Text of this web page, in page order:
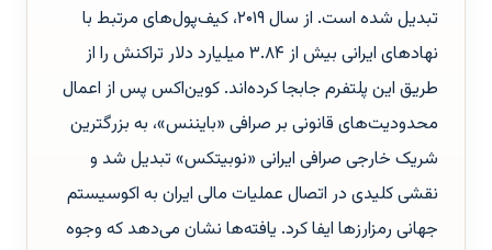
تبدیل شده است. از سال ۲۰۱۹، کیف‌پول‌های مرتبط با
نهادهای ایرانی بیش از ۳.۸۴ میلیارد دلار تراکنش را از
طریق این پلتفرم جابجا کرده‌اند. کوین‌اکس پس از اعمال
محدودیت‌های قانونی بر صرافی «بایننس»، به بزرگترین
شریک خارجی صرافی ایرانی «نوبیتکس» تبدیل شد و
نقشی کلیدی در اتصال عملیات مالی ایران به اکوسیستم
جهانی رمزارزها ایفا کرد. یافته‌ها نشان می‌دهد که وجوه